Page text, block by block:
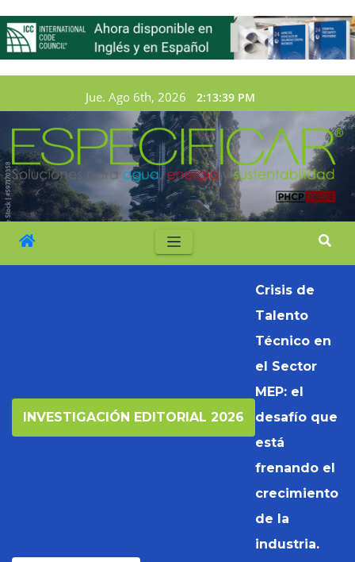
Jue. Ago 6th, 2026 2:13:40 PM
INVESTIGACIÓN EDITORIAL 2026
Crisis de
Talento
Técnico en
el Sector
MEP: el
desafío que
está
frenando el
crecimiento
de la
industria.